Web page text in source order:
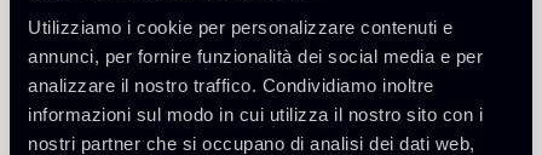
Utilizziamo i cookie per personalizzare contenuti e
annunci, per fornire funzionalità dei social media e per
analizzare il nostro traffico. Condividiamo inoltre
informazioni sul modo in cui utilizza il nostro sito con i
nostri partner che si occupano di analisi dei dati web,
Torna agli Insights